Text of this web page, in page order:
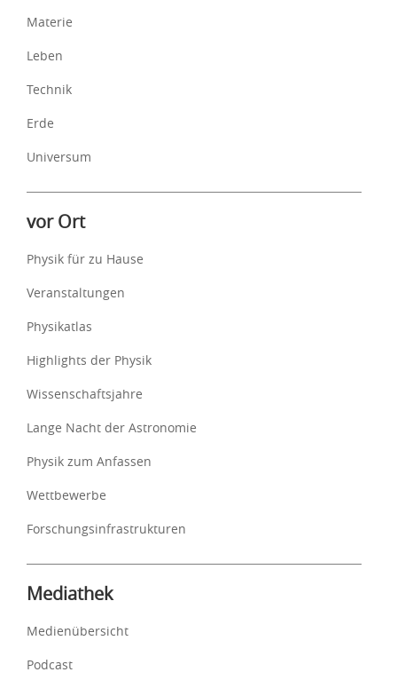
Materie
Leben
Technik
Erde
Universum
vor Ort
Physik für zu Hause
Veranstaltungen
Physikatlas
Highlights der Physik
Wissenschaftsjahre
Lange Nacht der Astronomie
Physik zum Anfassen
Wettbewerbe
Forschungsinfrastrukturen
Mediathek
Medienübersicht
Podcast